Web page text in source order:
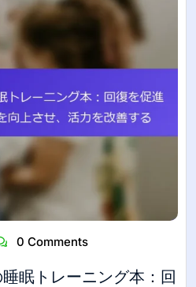
0 Comments
眠トレーニング本：回